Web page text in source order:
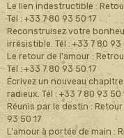
Le lien indestructible :
Tél : +33 7 80 93 50 17
Reconstruisez votre
irrésistible. Tél : +33 7 80 93
Le retour de l'amour :
Tél : +33 7 80 93 50 17
Écrivez un nouveau
radieux. Tél : +33 7 80 93 50
Réunis par le destin :
93 50 17
L'amour à portée de main :